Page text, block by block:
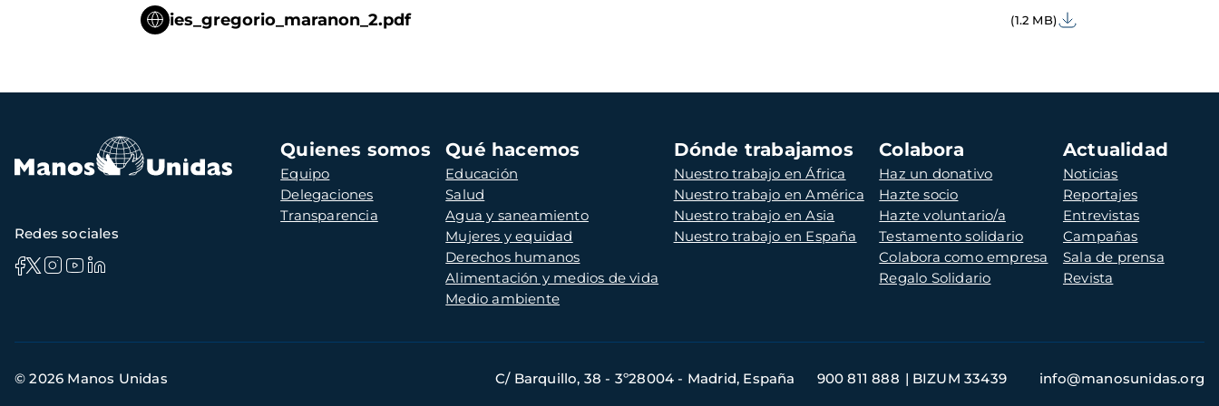
ies_gregorio_maranon_2.pdf (1.2 MB)
Navegación
principal
Quienes somos
Equipo
Delegaciones
Transparencia
Qué hacemos
Educación
Salud
Agua y saneamiento
Mujeres y equidad
Derechos humanos
Alimentación y medios de vida
Medio ambiente
Dónde trabajamos
Nuestro trabajo en África
Nuestro trabajo en América
Nuestro trabajo en Asia
Nuestro trabajo en España
Colabora
Haz un donativo
Hazte socio
Hazte voluntario/a
Testamento solidario
Colabora como empresa
Regalo Solidario
Actualidad
Noticias
Reportajes
Entrevistas
Campañas
Sala de prensa
Revista
Redes sociales
de
© 2026 Manos Unidas C/ Barquillo, 38 - 3º28004 - Madrid, España 900 811 888 BIZUM 33439 info@manosunidas.org